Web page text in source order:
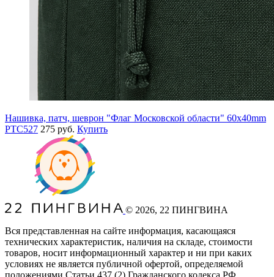
Нашивка, патч, шеврон "Флаг Московской области" 60x40mm
PTC527 275 руб. Купить
© 2026, 22 ПИНГВИНА
Вся представленная на сайте информация, касающаяся
технических характеристик, наличия на складе, стоимости
товаров, носит информационный характер и ни при каких
условиях не является публичной офертой, определяемой
положениями Статьи 437 (2) Гражданского кодекса РФ.